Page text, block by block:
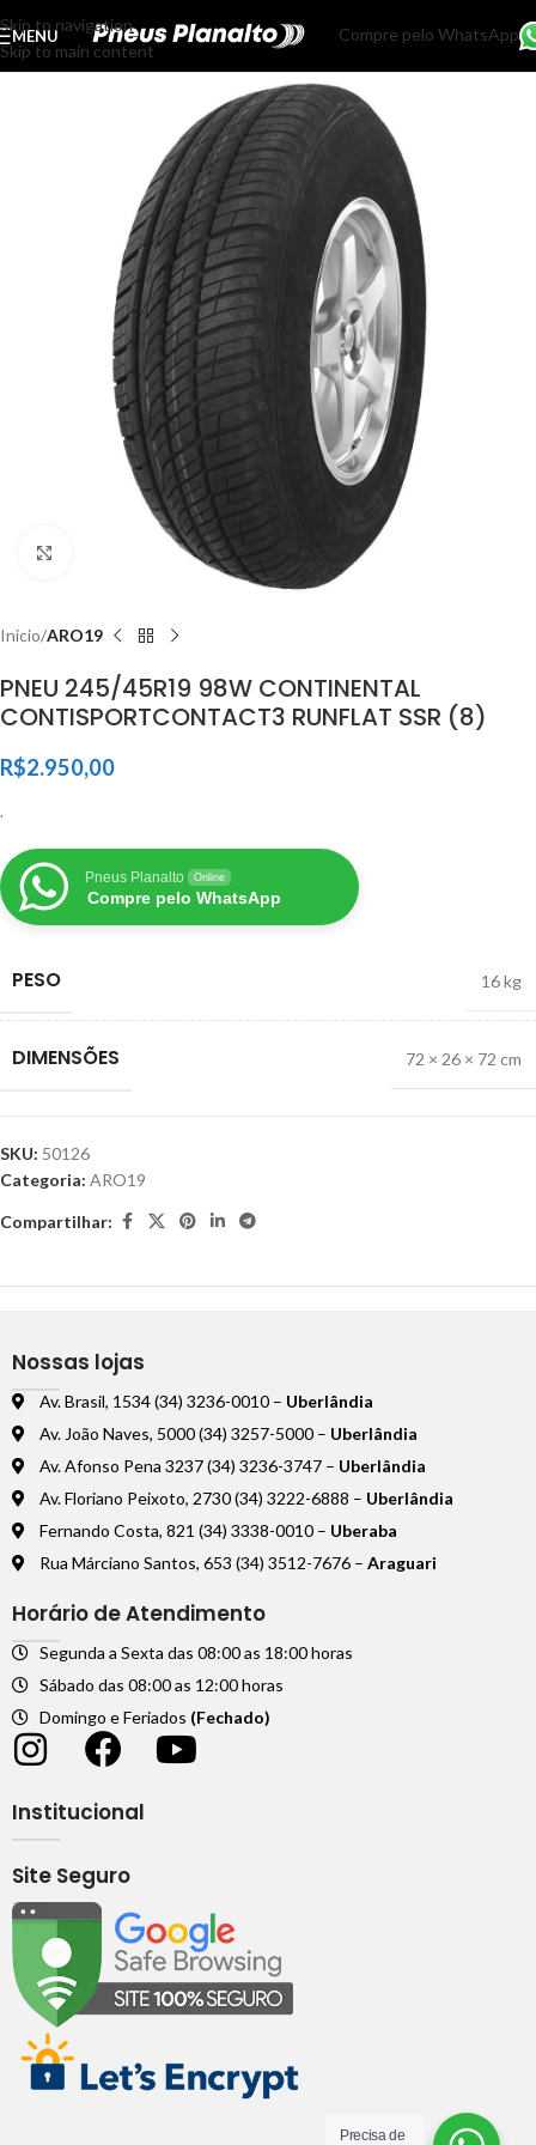
Skip to navigation
Skip to main content
MENU Compre pelo WhatsApp
Clique para ampliar
Início ARO19
PNEU 245/45R19 98W CONTINENTAL
CONTISPORTCONTACT3 RUNFLAT SSR (8)
R$2.950,00
.
Pneus Planalto Online
Compre pelo WhatsApp
PESO 16 kg
DIMENSÕES 72 × 26 × 72 cm
SKU: 50126
Categoria: ARO19
Compartilhar:
Nossas lojas
Av. Brasil, 1534 (34) 3236-0010 – Uberlândia
Av. João Naves, 5000 (34) 3257-5000 – Uberlândia
Av. Afonso Pena 3237 (34) 3236-3747 – Uberlândia
Av. Floriano Peixoto, 2730 (34) 3222-6888 – Uberlândia
Fernando Costa, 821 (34) 3338-0010 – Uberaba
Rua Márciano Santos, 653 (34) 3512-7676 – Araguari
Horário de Atendimento
Segunda a Sexta das 08:00 as 18:00 horas
Sábado das 08:00 as 12:00 horas
Domingo e Feriados (Fechado)
Institucional
Site Seguro
Precisa de